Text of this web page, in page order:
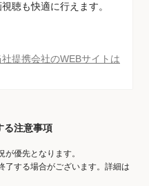
聴も快適に行えます。
提携会社のWEBサイトは
る注意事項
優先となります。
する場合がございます。詳細は